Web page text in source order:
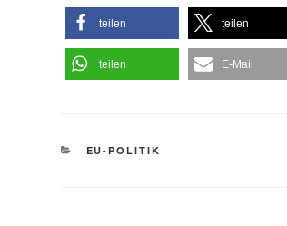
teilen teilen
teilen E-Mail
KATEGORIEN
EU-POLITIK